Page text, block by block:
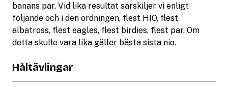
banans par. Vid lika resultat särskiljer vi enligt
följande och i den ordningen, flest HIO, flest
albatross, flest eagles, flest birdies, flest par. Om
detta skulle vara lika gäller bästa sista nio.
Håltävlingar